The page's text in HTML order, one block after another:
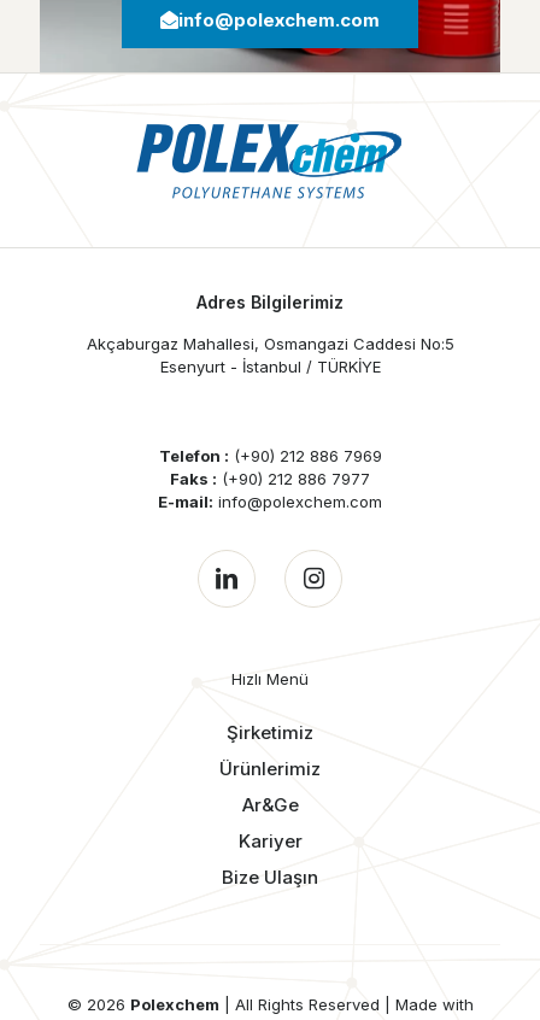
info@polexchem.com
Adres Bilgilerimiz
Akçaburgaz Mahallesi, Osmangazi Caddesi No:5
Esenyurt - İstanbul / TÜRKİYE
Telefon : (+90) 212 886 7969
Faks : (+90) 212 886 7977
E-mail: info@polexchem.com
Hızlı Menü
Şirketimiz
Ürünlerimiz
Ar&Ge
Kariyer
Bize Ulaşın
© 2026 Polexchem | All Rights Reserved | Made with